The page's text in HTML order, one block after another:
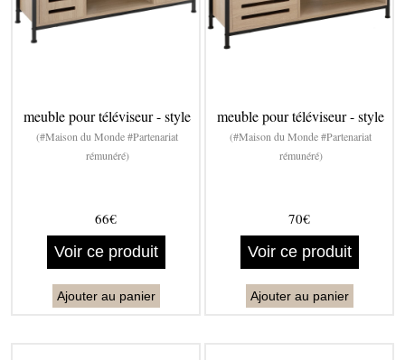
meuble pour téléviseur - style
(#Maison du Monde #Partenariat
rémunéré)
66€
Voir ce produit
Ajouter au panier
meuble pour téléviseur - style
(#Maison du Monde #Partenariat
rémunéré)
70€
Voir ce produit
Ajouter au panier